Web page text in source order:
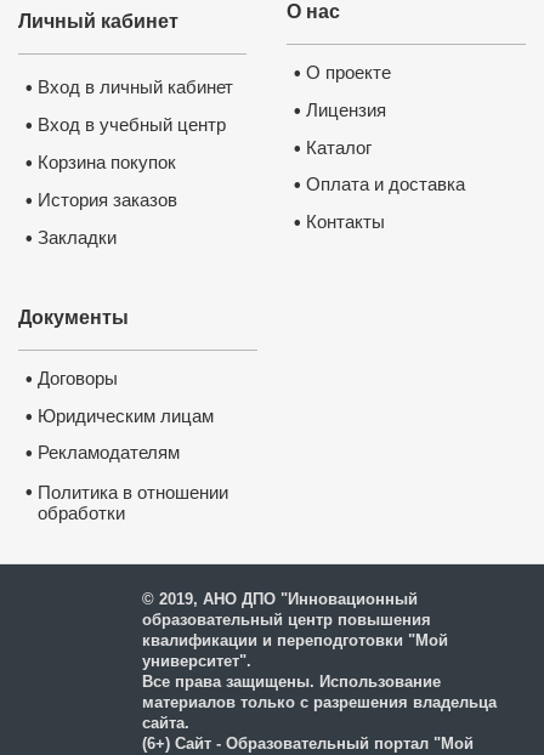
О нас
• О проекте
• Лицензия
• Каталог
• Оплата и доставка
• Контакты
Личный кабинет
• Вход в личный кабинет
• Вход в учебный центр
• Корзина покупок
• История заказов
• Закладки
Документы
• Договоры
• Юридическим лицам
• Рекламодателям
• Политика в отношении
обработки
© 2019, АНО ДПО "Инновационный
образовательный центр повышения
квалификации и переподготовки "Мой
университет".
Все права защищены. Использование
материалов только с разрешения владельца
сайта.
(6+) Сайт - Образовательный портал "Мой